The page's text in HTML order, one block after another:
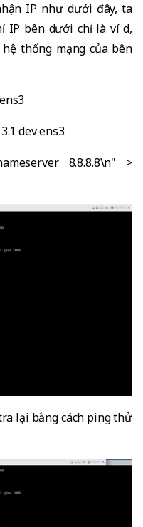
IP như dưới đây, ta
bên dưới chỉ là ví dụ,
thống mạng của bên
dev ens3
8.8.8.8\n" >
lại bằng cách ping thử